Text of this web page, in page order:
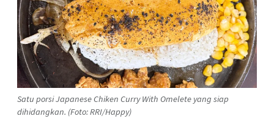
Satu porsi Japanese Chiken Curry With Omelete yang siap
dihidangkan. (Foto: RRI/Happy)